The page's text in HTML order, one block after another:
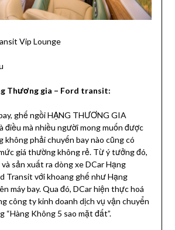
Vip Lounge
Thương gia – Ford transit:
ghế ngồi HẠNG THƯƠNG GIA
điều mà nhiều người mong muốn được
không phải chuyến bay nào cũng có
giá thường không rẻ. Từ ý tưởng đó,
sản xuất ra dòng xe DCar Hạng
Transit với khoang ghế như Hạng
máy bay. Qua đó, DCar hiện thực hoá
công ty kinh doanh dịch vụ vận chuyển
“Hàng Không 5 sao mặt đất”.